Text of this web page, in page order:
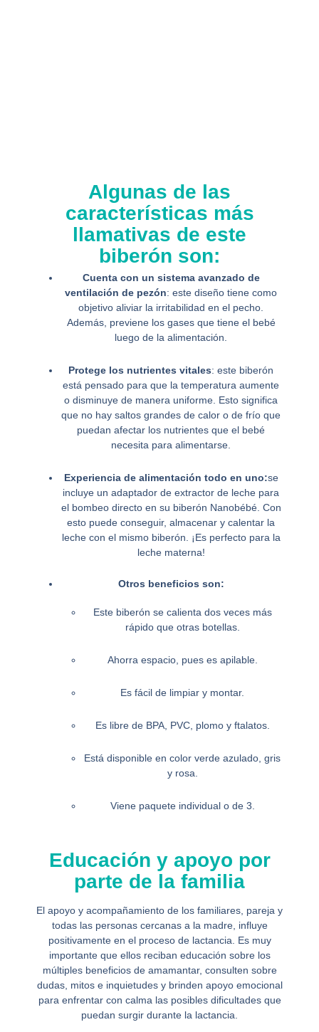
Algunas de las
características más
llamativas de este
biberón son:
Cuenta con un sistema avanzado de
ventilación de pezón: este diseño tiene como
objetivo aliviar la irritabilidad en el pecho.
Además, previene los gases que tiene el bebé
luego de la alimentación.
Protege los nutrientes vitales: este biberón
está pensado para que la temperatura aumente
o disminuye de manera uniforme. Esto significa
que no hay saltos grandes de calor o de frío que
puedan afectar los nutrientes que el bebé
necesita para alimentarse.
Experiencia de alimentación todo en uno:se
incluye un adaptador de extractor de leche para
el bombeo directo en su biberón Nanobébé. Con
esto puede conseguir, almacenar y calentar la
leche con el mismo biberón. ¡Es perfecto para la
leche materna!
Otros beneficios son:
Este biberón se calienta dos veces más
rápido que otras botellas.
Ahorra espacio, pues es apilable.
Es fácil de limpiar y montar.
Es libre de BPA, PVC, plomo y ftalatos.
Está disponible en color verde azulado, gris
y rosa.
Viene paquete individual o de 3.
Educación y apoyo por
parte de la familia
El apoyo y acompañamiento de los familiares, pareja y
todas las personas cercanas a la madre, influye
positivamente en el proceso de lactancia. Es muy
importante que ellos reciban educación sobre los
múltiples beneficios de amamantar, consulten sobre
dudas, mitos e inquietudes y brinden apoyo emocional
para enfrentar con calma las posibles dificultades que
puedan surgir durante la lactancia.